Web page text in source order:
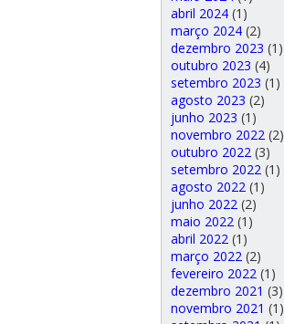
abril 2024(1)
março 2024(2)
dezembro 2023 (1)
outubro 2023 (4)
setembro 2023 (1)
agosto 2023 (2)
junho 2023 (1)
novembro 2022(2)
outubro 2022(3)
setembro 2022(1)
agosto 2022(1)
junho 2022(2)
maio 2022(1)
abril 2022(1)
março 2022(2)
fevereiro 2022(1)
dezembro 2021 (3)
novembro 2021 (1)